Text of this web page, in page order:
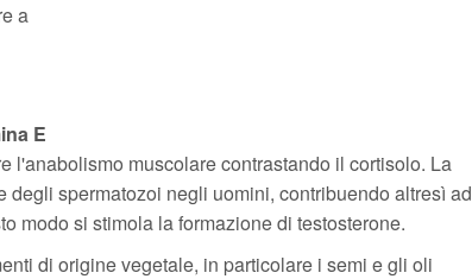
a
E
l'anabolismo muscolare contrastando il cortisolo. La
spermatozoi negli uomini, contribuendo altresì ad
modo si stimola la formazione di testosterone.
di origine vegetale, in particolare i semi e gli oli